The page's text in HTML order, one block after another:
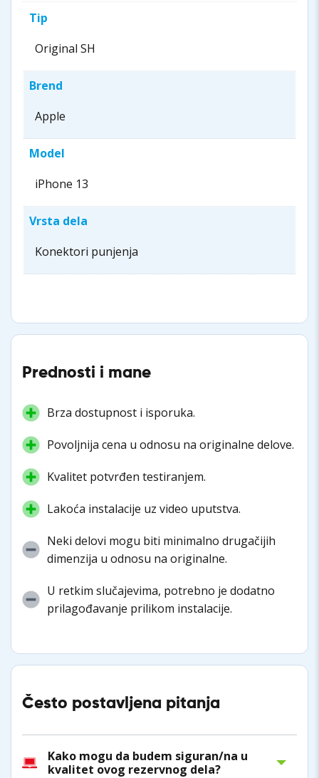
Tip
Original SH
Brend
Apple
Model
iPhone 13
Vrsta dela
Konektori punjenja
Prednosti i mane
Brza dostupnost i isporuka.
Povoljnija cena u odnosu na originalne delove.
Kvalitet potvrđen testiranjem.
Lakoća instalacije uz video uputstva.
Neki delovi mogu biti minimalno drugačijih
dimenzija u odnosu na originalne.
U retkim slučajevima, potrebno je dodatno
prilagođavanje prilikom instalacije.
Često postavljena pitanja
Kako mogu da budem siguran/na u
kvalitet ovog rezervnog dela?